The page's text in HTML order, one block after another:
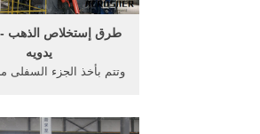
طرق إستخلاص الذهب
يدويه
وتتم بأخذ الجزء السفلى
فقط من الذهب المستخرج